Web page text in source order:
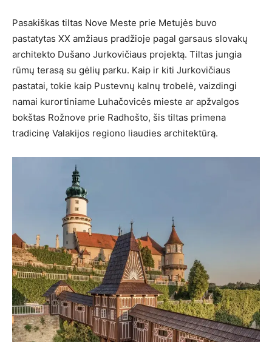
Pasakiškas tiltas Nove Meste prie Metujės buvo
pastatytas XX amžiaus pradžioje pagal garsaus slovakų
architekto Dušano Jurkovičiaus projektą. Tiltas jungia
rūmų terasą su gėlių parku. Kaip ir kiti Jurkovičiaus
pastatai, tokie kaip Pustevnų kalnų trobelė, vaizdingi
namai kurortiniame Luhačovicės mieste ar apžvalgos
bokštas Rožnove prie Radhošto, šis tiltas primena
tradicinę Valakijos regiono liaudies architektūrą.